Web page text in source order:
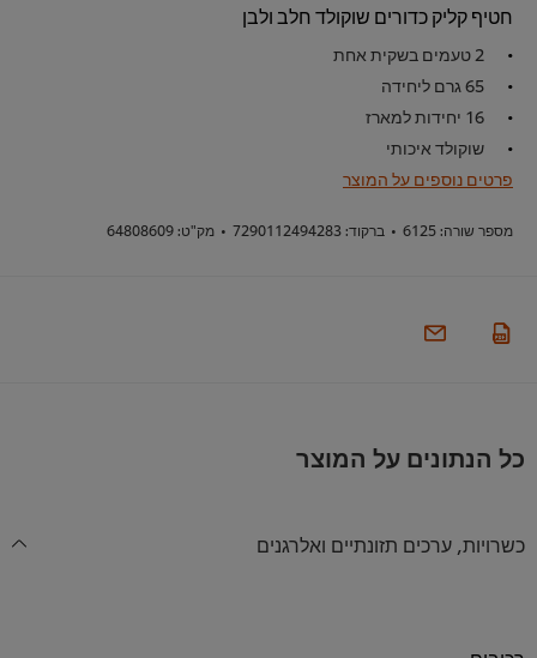
חטיף קליק כדורים שוקולד חלב ולבן
2 טעמים בשקית אחת
65 גרם ליחידה
16 יחידות למארז
שוקולד איכותי
פרטים נוספים על המוצר
מספר שורה: • ברקוד: • מק"ט:
כל הנתונים על המוצר
כשרויות, ערכים תזונתיים ואלרגנים